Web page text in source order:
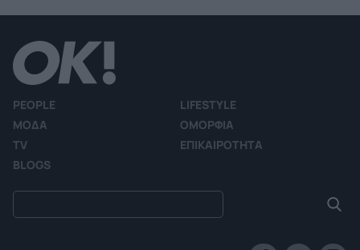
PEOPLE
LIFESTYLE
ΜΟΔΑ
ΟΜΟΡΦΙΑ
TV
ΕΠΙΚΑΙΡΟΤΗΤΑ
BLOGS